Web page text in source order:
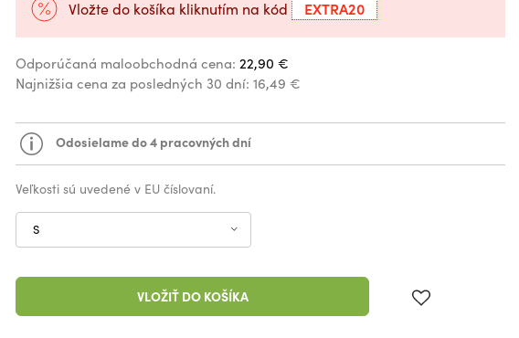
Vložte do košíka kliknutím na kód EXTRA20
Odporúčaná maloobchodná cena: 22,90 €
Najnižšia cena za posledných 30 dní: 16,49 €
Odosielame do 4 pracovných dní
Veľkosti sú uvedené v EU číslovaní.
S
VLOŽIŤ DO KOŠÍKA